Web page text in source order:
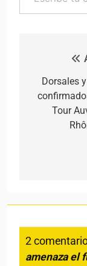
Dorsales
Tour
2
amenaza el